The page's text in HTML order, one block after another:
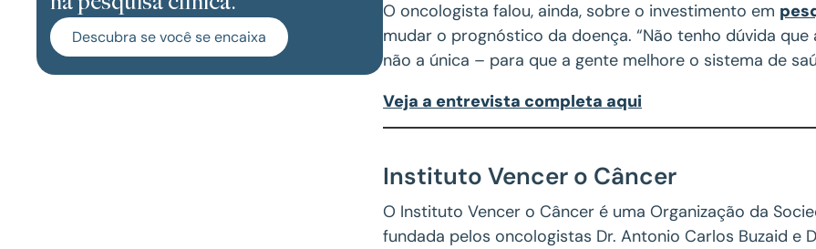
Descubra se você se encaixa
O oncologista falou, ainda, sobre o investimento em
mudar o prognóstico da doença. “Não tenho dúvida que
não a única – para que a gente melhore o sistema de
Veja a entrevista completa aqui
Instituto Vencer o Câncer
O Instituto Vencer o Câncer é uma Organização da
fundada pelos oncologistas Dr. Antonio Carlos Buzaid e